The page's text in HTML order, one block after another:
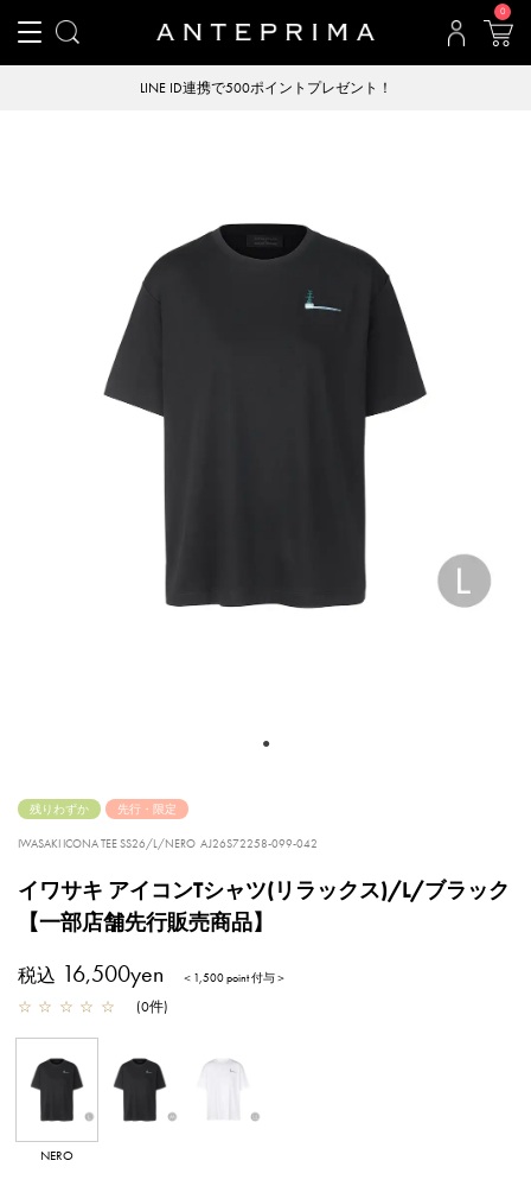
0
LINE ID連携で500ポイントプレゼント！
残りわずか 先行・限定
IWASAKI ICONA TEE SS26/L/NERO AJ26S72258-099-042
イワサキ アイコンTシャツ(リラックス)/L/ブラック
【一部店舗先行販売商品】
税込 16,500yen ＜1,500 point 付与＞
☆ ☆ ☆ ☆ ☆ (0件)
NERO